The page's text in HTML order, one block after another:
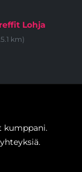
Lohja
km)
kumppani.